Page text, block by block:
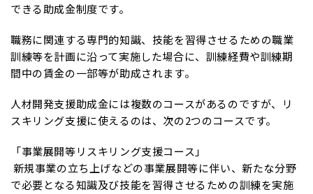
できる助成金制度です。
職務に関連する専門的知識、技能を習得させるための職業
訓練等を計画に沿って実施した場合に、訓練経費や訓練期
間中の賃金の一部等が助成されます。
人材開発支援助成金には複数のコースがあるのですが、リ
スキリング支援に使えるのは、次の2つのコースです。
「事業展開等リスキリング支援コース」
新規事業の立ち上げなどの事業展開等に伴い、新たな分野
で必要となる知識及び技能を習得させるための訓練を実施